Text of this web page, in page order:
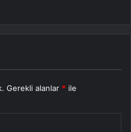
Gerekli alanlar * ile